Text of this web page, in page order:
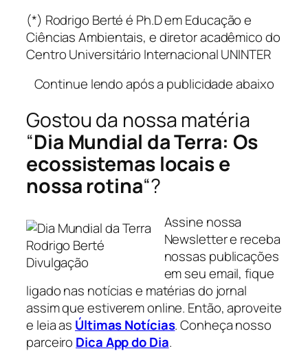
(*) Rodrigo Berté é Ph.D em Educação e
Ciências Ambientais, e diretor acadêmicodo
Centro Universitário Internacional UNINTER
Continue lendo após a publicidade abaixo
Gostou da nossa matéria
“Dia Mundial da Terra: Os
ecossistemas locais e
nossa rotina“?
Rodrigo Berté
Divulgação
Assine nossa
Newsletter e receba
nossas publicações
em seu email, fique
ligado nas notícias e matérias do jornal
assim que estiverem online. Então, aproveite
e leia as Últimas Notícias. Conheça nosso
parceiro Dica App do Dia.